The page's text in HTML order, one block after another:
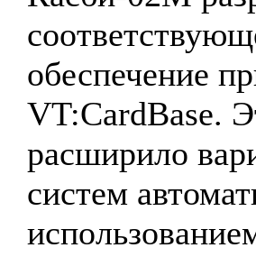
обеспечение
VT:CardBase.
расширило
систем